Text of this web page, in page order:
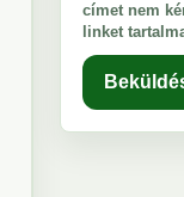
címet nem
linket